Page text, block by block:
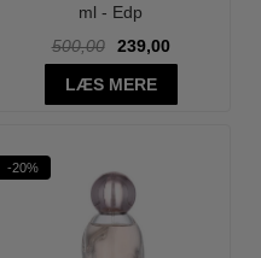
ml - Edp
500,00
239,00
LÆS MERE
-20%